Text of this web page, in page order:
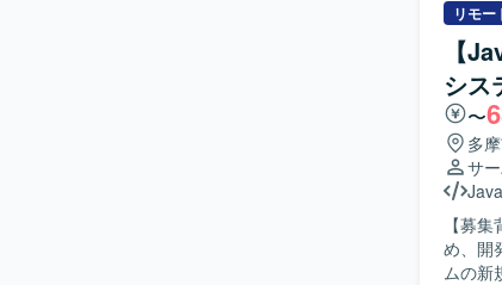
:
ザイ
理 :
す。
リモー
【
シス
〜
多
サ
Java
【募
め、開発・保
ムの新